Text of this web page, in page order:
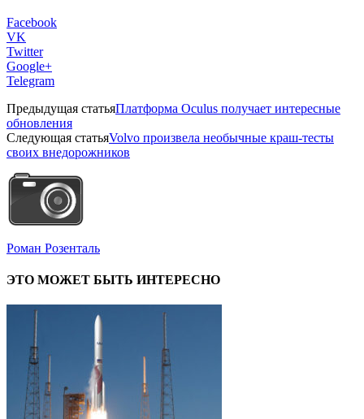
Facebook
VK
Twitter
Google+
Telegram
Предыдущая статьяПлатформа Oculus получает интересные
обновления
Следующая статьяVolvo произвела необычные краш-тесты
своих внедорожников
Роман Розенталь
ЭТО МОЖЕТ БЫТЬ ИНТЕРЕСНО